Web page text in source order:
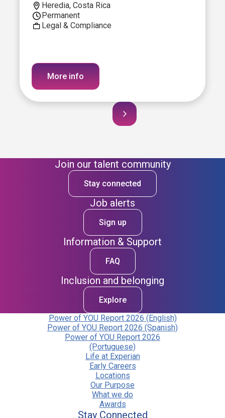
Heredia, Costa Rica
Permanent
Legal & Compliance
More info
Join our talent community
Stay connected
Job alerts
Sign up
Information & Support
FAQ
Inclusion and belonging
Explore
Power of YOU Report 2026 (English)
Power of YOU Report 2026 (Spanish)
Power of YOU Report 2026
(Portuguese)
Life at Experian
Early Careers
Locations
Our Purpose
What we do
Awards
Stay Connected